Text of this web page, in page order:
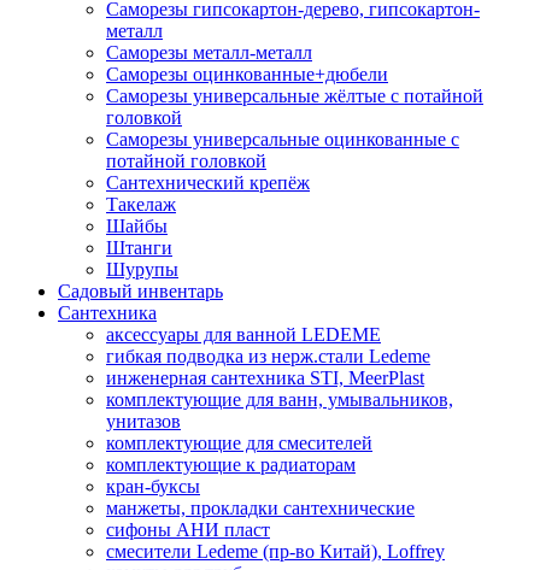
Саморезы гипсокартон-дерево, гипсокартон-
металл
Саморезы металл-металл
Саморезы оцинкованные+дюбели
Саморезы универсальные жёлтые с потайной
головкой
Саморезы универсальные оцинкованные с
потайной головкой
Сантехнический крепёж
Такелаж
Шайбы
Штанги
Шурупы
Садовый инвентарь
Сантехника
аксессуары для ванной LEDEME
гибкая подводка из нерж.стали Ledeme
инженерная сантехника STI, MeerPlast
комплектующие для ванн, умывальников,
унитазов
комплектующие для смесителей
комплектующие к радиаторам
кран-буксы
манжеты, прокладки сантехнические
сифоны АНИ пласт
смесители Ledeme (пр-во Китай), Loffrey